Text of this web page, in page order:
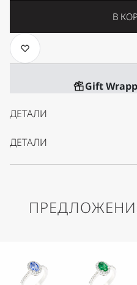
В
Gift
ДЕТАЛИ
ДЕТАЛИ